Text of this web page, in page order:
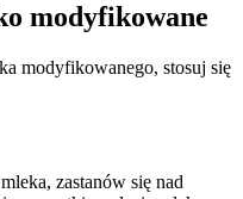
modyfikowane
modyfikowanego, stosuj się
zastanów się nad